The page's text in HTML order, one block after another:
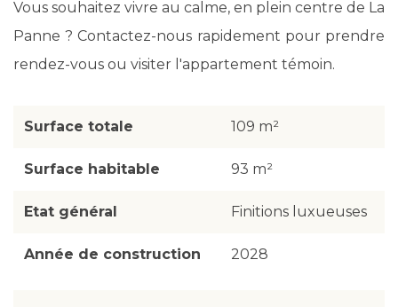
Vous souhaitez vivre au calme, en plein centre de La
Panne ? Contactez-nous rapidement pour prendre
rendez-vous ou visiter l'appartement témoin.
Surface totale 109 m²
Surface habitable 93 m²
Etat général Finitions luxueuses
Année de construction 2028